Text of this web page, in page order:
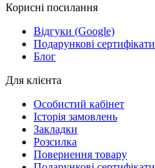
Корисні посилання
Відгуки (Google)
Подарункові сертифікати
Блог
Для клієнта
Особистий кабінет
Історія замовлень
Закладки
Розсилка
Повернення товару